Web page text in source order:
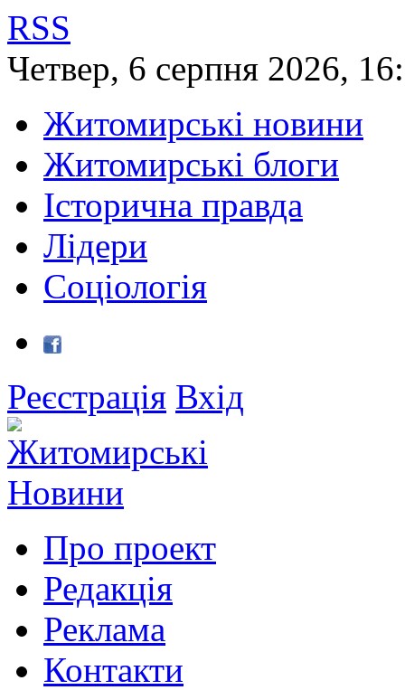
RSS
Четвер, 6 серпня 2026,
Житомирські новини
Житомирські блоги
Історична правда
Лідери
Соціологія
Реєстрація Вхід
Про проект
Редакція
Реклама
Контакти